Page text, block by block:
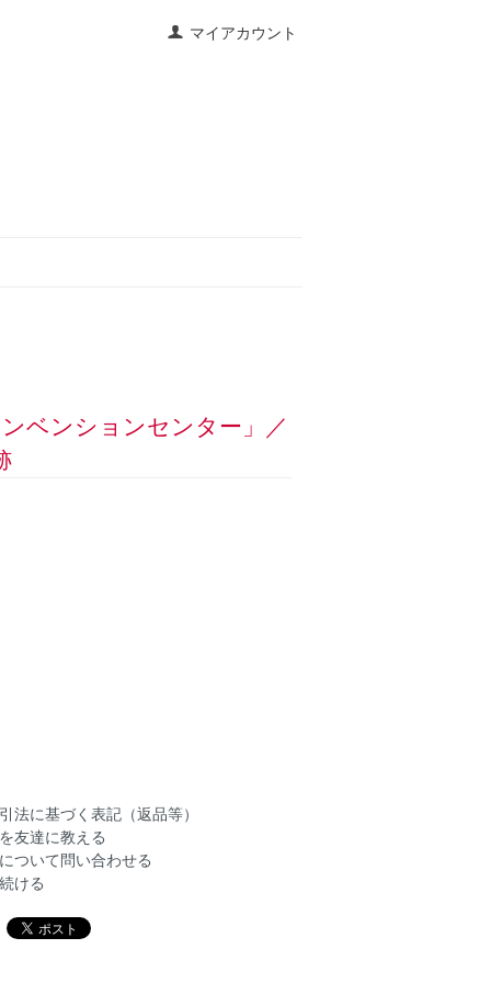
マイアカウント
ベンションセンター」／
法に基づく表記（返品等）
友達に教える
ついて問い合わせる
ける